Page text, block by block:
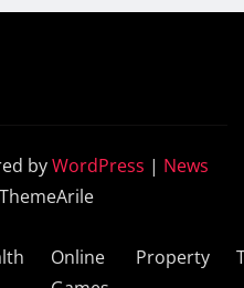
byWordPress | News
Online
Property